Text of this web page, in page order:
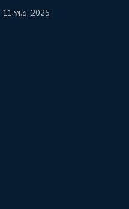
11 พ.ย. 2025